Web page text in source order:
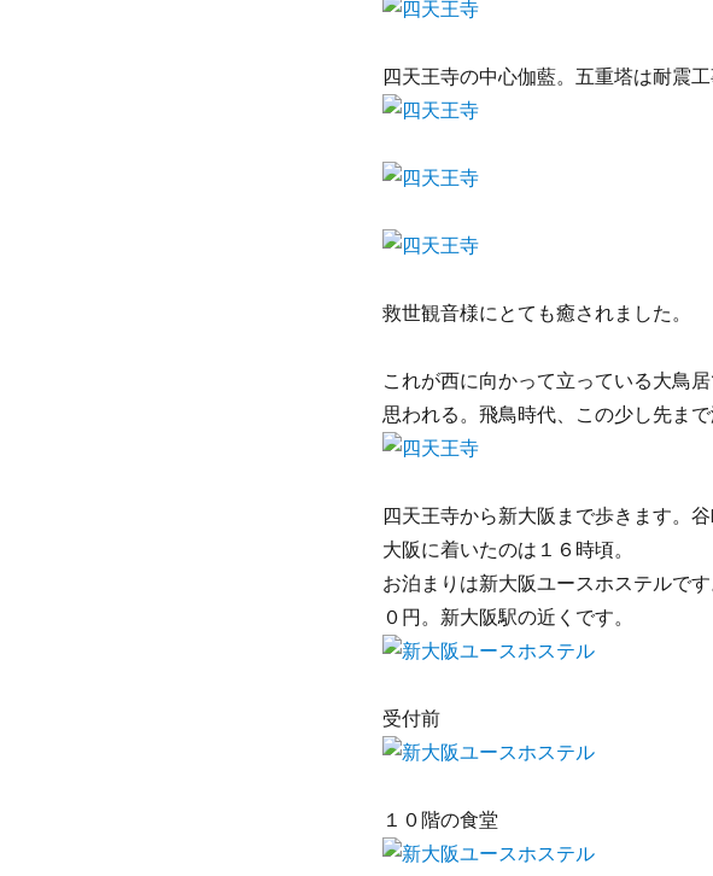
四天王寺の中心伽藍。五重塔は耐震工
救世観音様にとても癒されました。
これが西に向かって立っている大鳥
思われる。飛鳥時代、この少し先まで
四天王寺から新大阪まで歩きます。
大阪に着いたのは１６時頃。
お泊まりは新大阪ユースホステルで
０円。新大阪駅の近くです。
受付前
１０階の食堂